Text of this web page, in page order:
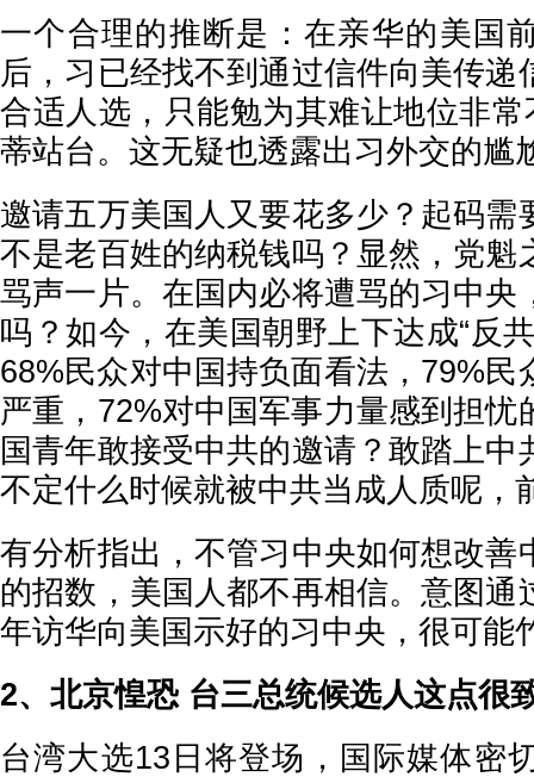
一个合理的推断是：在亲华的美国
后，习已经找不到通过信件向美传递
合适人选，只能勉为其难让地位非常
蒂站台。这无疑也透露出习外交的尴
邀请五万美国人又要花多少？起码需
不是老百姓的纳税钱吗？显然，党魁
骂声一片。在国内必将遭骂的习中央
吗？如今，在美国朝野上下达成“反
68%民众对中国持负面看法，79%民
严重，72%对中国军事力量感到担忧
国青年敢接受中共的邀请？敢踏上中
不定什么时候就被中共当成人质呢，
有分析指出，不管习中央如何想改善
的招数，美国人都不再相信。意图通
年访华向美国示好的习中央，很可能
2、北京惶恐 台三总统候选人这点很
台湾大选13日将登场，国际媒体密